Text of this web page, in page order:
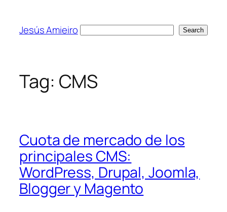
content
Jesús Amieiro Search
Tag: CMS
Cuota de mercado de los
principales CMS:
WordPress, Drupal, Joomla,
Blogger y Magento